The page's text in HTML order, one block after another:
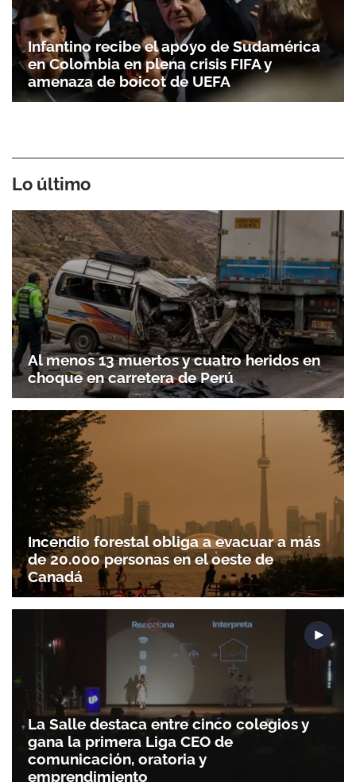
Infantino recibe el apoyo de Sudamérica
en Colombia en plena crisis FIFA y
amenaza de boicot de UEFA
Lo último
Al menos 13 muertos y cuatro heridos en
choque en carretera de Perú
Incendio forestal obliga a evacuar a más
de 20.000 personas en el oeste de
Canadá
La Salle destaca entre cinco colegios y
gana la primera Liga CEO de
comunicación, oratoria y
emprendimiento